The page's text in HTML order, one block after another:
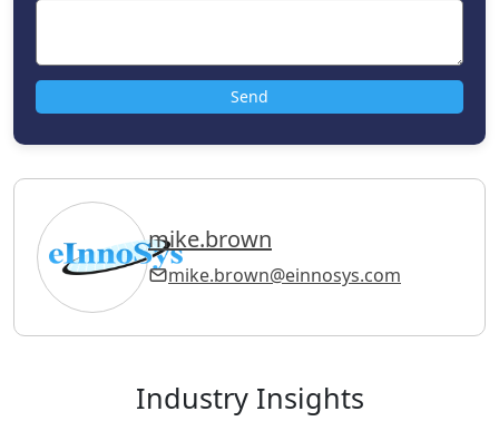
mike.brown
mike.brown@einnosys.com
Industry Insights